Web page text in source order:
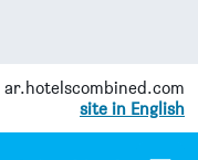
ar.hotelscombined.com
site in English